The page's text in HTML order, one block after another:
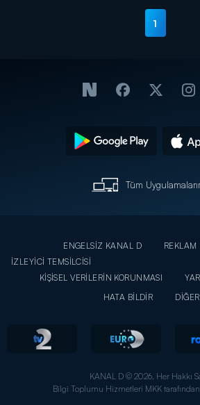
1
Tüm
ENGELSİZ KANAL D REKLAM
İZLEYİCİ TEMSİLCİSİ
KİŞİSEL VERİLERİN KORUNMASI
HATA BİLDİR
DİĞER
KANAL D © 2026. Her Hakkı
Bilgi Toplumu Hizmetleri MKK